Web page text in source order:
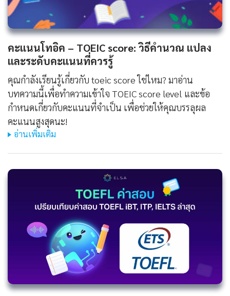
คะแนนโทอิค – TOEIC score: วิธีคำนวณ แปลง
และระดับคะแนนที่ควรรู้
คุณกำลังเรียนรู้เกี่ยวกับ toeic score ใช่ไหม? มาอ่าน
บทความนี้เพื่อทำความเข้าใจ TOEIC score level และข้อ
กำหนดเกี่ยวกับคะแนนที่จำเป็น เพื่อช่วยให้คุณบรรลุผล
คะแนนสูงสุดนะ!
อ่านเพิ่มเติม